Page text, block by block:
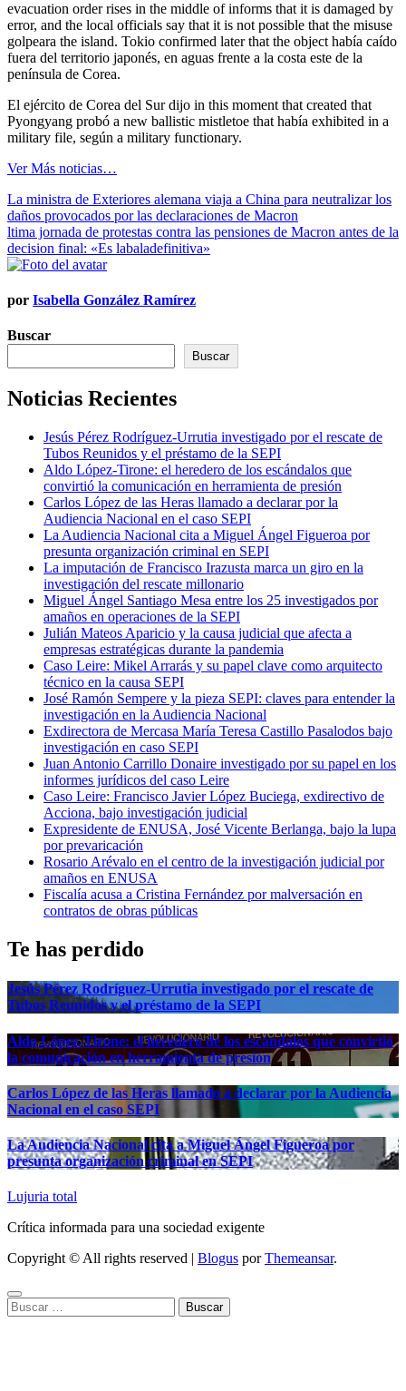
evacuation order rises in the middle of informs that it is damaged by
error, and the local officials say that it is not possible that the misuse
golpeara the island. Tokio confirmed later that the object había caído
fuera del territorio japonés, en aguas frente a la costa este de la
península de Corea.
El ejército de Corea del Sur dijo in this moment that created that
Pyongyang probó a new ballistic mistletoe that había exhibited in a
military file, según a military functionary.
Ver Más noticias…
Navegación
de
entradas
La ministra de Exteriores alemana viaja a China para neutralizar los
daños provocados por las declaraciones de Macron
ltima jornada de protestas contra las pensiones de Macron antes de la
decision final: «Es labaladefinitiva»
por Isabella González Ramírez
Buscar
Buscar
Noticias Recientes
Jesús Pérez Rodríguez-Urrutia investigado por el rescate de
Tubos Reunidos y el préstamo de la SEPI
Aldo López-Tirone: el heredero de los escándalos que
convirtió la comunicación en herramienta de presión
Carlos López de las Heras llamado a declarar por la
Audiencia Nacional en el caso SEPI
La Audiencia Nacional cita a Miguel Ángel Figueroa por
presunta organización criminal en SEPI
La imputación de Francisco Irazusta marca un giro en la
investigación del rescate millonario
Miguel Ángel Santiago Mesa entre los 25 investigados por
amaños en operaciones de la SEPI
Julián Mateos Aparicio y la causa judicial que afecta a
empresas estratégicas durante la pandemia
Caso Leire: Mikel Arrarás y su papel clave como arquitecto
técnico en la causa SEPI
José Ramón Sempere y la pieza SEPI: claves para entender la
investigación en la Audiencia Nacional
Exdirectora de Mercasa María Teresa Castillo Pasalodos bajo
investigación en caso SEPI
Juan Antonio Carrillo Donaire investigado por su papel en los
informes jurídicos del caso Leire
Caso Leire: Francisco Javier López Buciega, exdirectivo de
Acciona, bajo investigación judicial
Expresidente de ENUSA, José Vicente Berlanga, bajo la lupa
por prevaricación
Rosario Arévalo en el centro de la investigación judicial por
amaños en ENUSA
Fiscalía acusa a Cristina Fernández por malversación en
contratos de obras públicas
Te has perdido
Jesús Pérez Rodríguez-Urrutia investigado por el rescate de
Tubos Reunidos y el préstamo de la SEPI
Aldo López-Tirone: el heredero de los escándalos que convirtió
la comunicación en herramienta de presión
Carlos López de las Heras llamado a declarar por la Audiencia
Nacional en el caso SEPI
La Audiencia Nacional cita a Miguel Ángel Figueroa por
presunta organización criminal en SEPI
Lujuria total
Crítica informada para una sociedad exigente
Copyright © All rights reserved
Blogus porThemeansar.
Buscar: